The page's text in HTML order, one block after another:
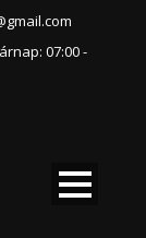
07:00 -